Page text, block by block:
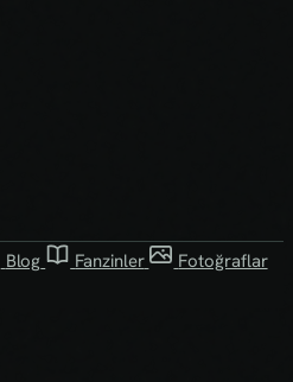
Blog Fanzinler
Fotoğraflar